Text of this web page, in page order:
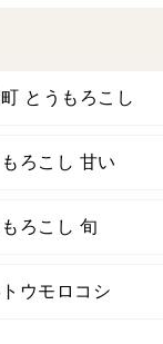
とうもろこし
ろこし 甘い
ろこし 旬
ウモロコシ